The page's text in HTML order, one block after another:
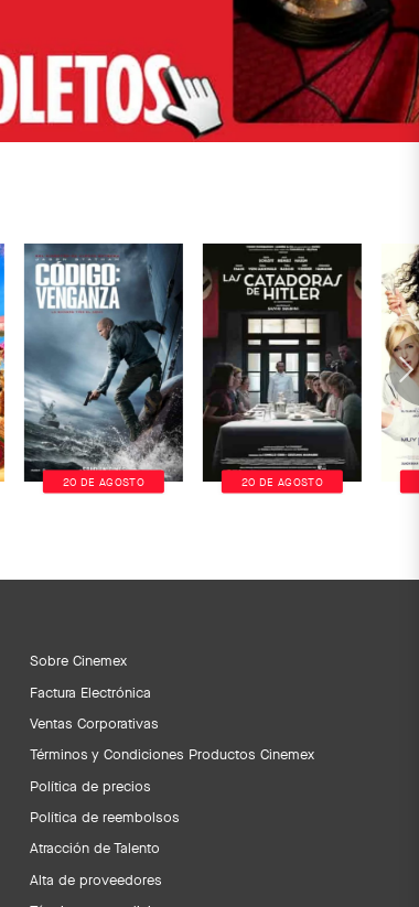
20 DE AGOSTO 20 DE AGOSTO
Sobre Cinemex
Factura Electrónica
Ventas Corporativas
Términos y Condiciones Productos Cinemex
Política de precios
Política de reembolsos
Atracción de Talento
Alta de proveedores